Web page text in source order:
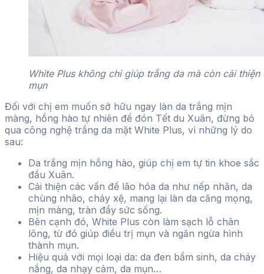
White Plus không chỉ giúp trắng da mà còn cải
mụn
Đối với chị em muốn sở hữu ngay làn da trắng mịn
màng, hồng hào tự nhiên để đón Tết du Xuân, đừng bỏ
qua công nghệ trắng da mặt White Plus, vì những lý do
sau:
Da trắng mịn hồng hào, giúp chị em tự tin khoe sắc
đầu Xuân.
Cải thiện các vấn đề lão hóa da như nếp nhăn, da
chùng nhão, chảy xệ, mang lại làn da căng mọng,
mịn màng, tràn đầy sức sống.
Bên cạnh đó, White Plus còn làm sạch lỗ chân
lông, từ đó giúp điều trị mụn và ngăn ngừa hình
thành mụn.
Hiệu quả với mọi loại da: da đen bẩm sinh, da cháy
nắng, da nhạy cảm, da mụn…